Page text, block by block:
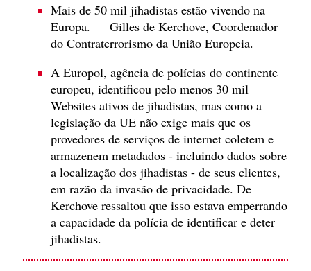
Mais de 50 mil jihadistas estão vivendo na
Europa. — Gilles de Kerchove, Coordenador
do Contraterrorismo da União Europeia.
A Europol, agência de polícias do continente
europeu, identificou pelo menos 30 mil
Websites ativos de jihadistas, mas como a
legislação da UE não exige mais que os
provedores de serviços de internet coletem e
armazenem metadados - incluindo dados sobre
a localização dos jihadistas - de seus clientes,
em razão da invasão de privacidade. De
Kerchove ressaltou que isso estava emperrando
a capacidade da polícia de identificar e deter
jihadistas.